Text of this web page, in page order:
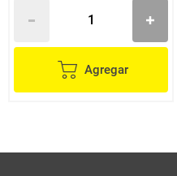
Agregar